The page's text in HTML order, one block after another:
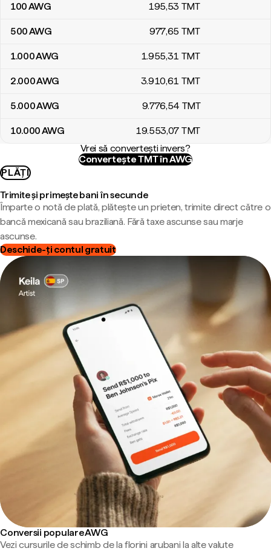
100AWG 195,53 TMT
500AWG 977,65 TMT
1.000AWG 1.955,31 TMT
2.000AWG 3.910,61 TMT
5.000AWG 9.776,54 TMT
10.000AWG 19.553,07 TMT
Vrei să convertești invers?
Convertește TMT în AWG
PLĂȚI
Trimite și primește bani în secunde
Împarte o notă de plată, plătește un prieten, trimite direct către o
bancă mexicană sau braziliană. Fără taxe ascunse sau marje
ascunse.
Deschide-ți contul gratuit
Conversii populare AWG
Vezi cursurile de schimb de la florini arubani la alte valute